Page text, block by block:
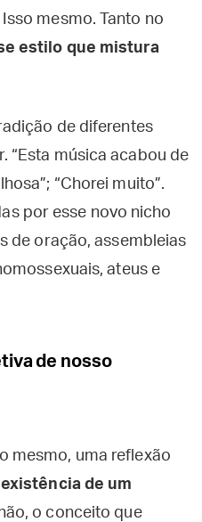
mesmo. Tanto no
estilo que mistura
de diferentes
“Esta música acabou de
“Chorei muito”.
por esse novo nicho
de oração, assembleias
ateus e
de nosso
mesmo, uma reflexão
de um
o conceito que